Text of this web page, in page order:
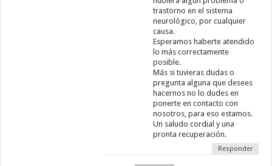
trastorno en el sistema
neurológico, por cualquier
causa.
Esperamos haberte atendido
lo más correctamente
posible.
Más si tuvieras dudas o
pregunta alguna que desees
hacernos no lo dudes en
ponerte en contacto con
nosotros, para eso estamos.
Un saludo cordial y una
pronta recuperación.
Responder